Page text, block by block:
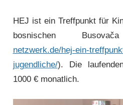
HEJ ist ein Treffpunkt für
bosnischen
netzwerk.de/hej-ein-
jugendliche/). Die
1000 € monatlich.